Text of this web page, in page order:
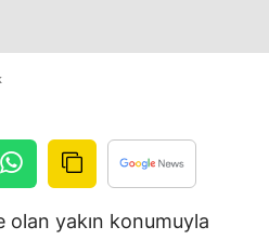
Eskişehir
Giresun
Gümüşhane
Hakkari
yakın konumuyla